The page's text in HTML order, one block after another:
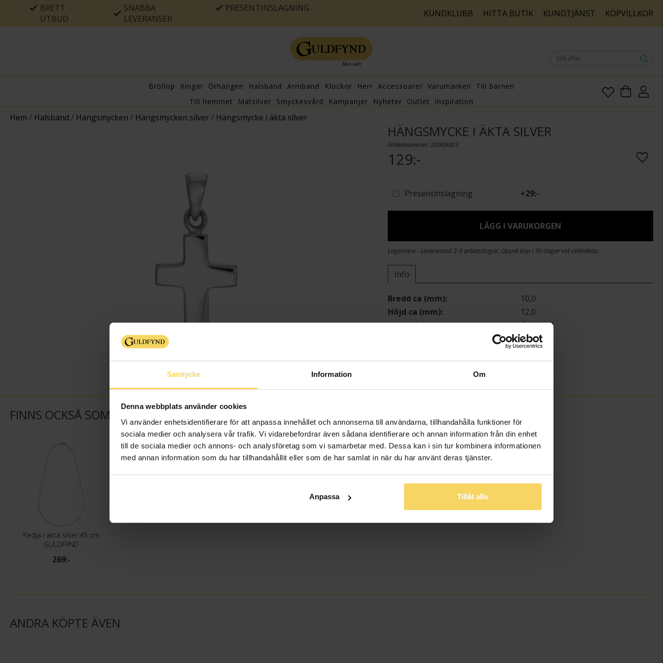
Samtycke Information Om
Denna webbplats använder cookies
Vi använder enhetsidentifierare för att anpassa innehållet och annonserna till användarna, tillhandahålla funktioner för
sociala medier och analysera vår trafik. Vi vidarebefordrar även sådana identifierare och annan information från din enhet
till de sociala medier och annons- och analysföretag som vi samarbetar med. Dessa kan i sin tur kombinera informationen
med annan information som du har tillhandahållit eller som de har samlat in när du har använt deras tjänster.
Anpassa Tillåt alla
BRETT
UTBUD
SNABBA
LEVERANSER
PRESENTINSLAGNING KUNDKLUBB HITTA BUTIK KUNDTJÄNST KÖPVILLKOR
Bröllop Ringar Örhängen Halsband Armband Klockor Herr Accessoarer Varumärken
Till barnen
Till hemmet
Matsilver Smyckesvård Kampanjer Nyheter Outlet Inspiration
Hem / Halsband / Hängsmycken / Hängsmycken silver/ Hängsmycke i äkta silver
HÄNGSMYCKE I ÄKTA SILVER
Artikelnummer: 20009903
129:-
Presentinslagning +29:-
LÄGG I VARUKORGEN
Lagervara - Leveranstid 2-5 arbetsdagar. Öppet köp i 30 dagar vid onlineköp.
Info
Bredd ca (mm)
10,0
Höjd ca (mm)
12,0
Varumärke
Guldfynd
Silver
FINNS OCKSÅ SOM
Kedja i äkta silver 45 cm
GULDFYND
269:-
ANDRA KÖPTE ÄVEN